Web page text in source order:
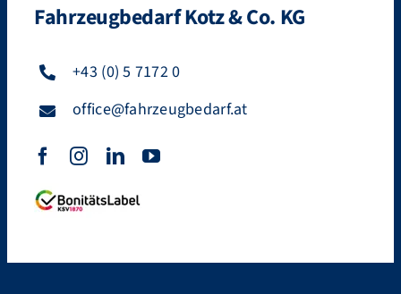
Fahrzeugbedarf Kotz & Co. KG
+43 (0) 5 7172 0
office@fahrzeugbedarf.at